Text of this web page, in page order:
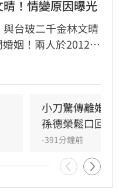
！情變原因曝光
台玻二千金林文晴
姻！兩人於2012年
，曾是演藝圈與豪
期「無特別作為」
成員身分紅遍亞
創事業，對於婚變
與說明，昔日宛如
小刀驚傳離婚
孫德榮鬆口回應
-391分鐘前